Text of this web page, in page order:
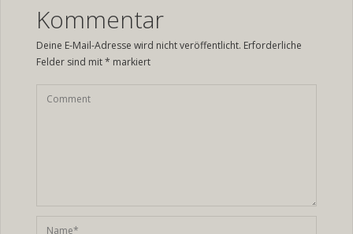
Kommentar
Deine E-Mail-Adresse wird nicht veröffentlicht. Erforderliche
Felder sind mit* markiert